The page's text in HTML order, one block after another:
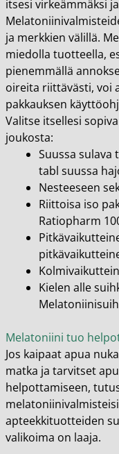
itsesi virkeämmäksi
ja merkkien välillä.
miedolla tuotteella,
pienemmällä
oireita riittävästi, voi
pakkauksen
Valitse itsellesi
joukosta:
Suussa sulava
tabl suussa
Nesteeseen
Riittoisa iso
Ratiopharm
Kielen alle
Melatoniini tuo
Jos kaipaat apua
matka ja tarvitset
helpottamiseen,
apteekkituotteiden
valikoima on laaja.